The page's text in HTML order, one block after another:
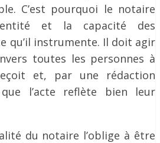
C’est pourquoi le notaire
et la capacité des
qu’il instrumente. Il doit agir
toutes les personnes à
et, par une rédaction
que l’acte reflète bien leur
du notaire l’oblige à être